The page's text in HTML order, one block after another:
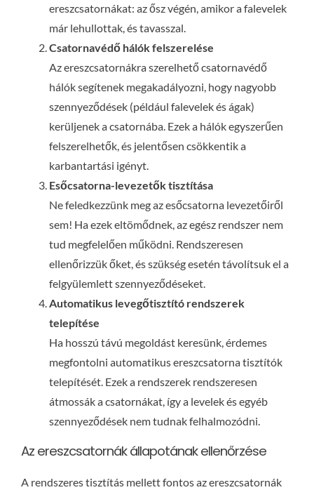
ereszcsatornákat: az ősz végén, amikor a falevelek
már lehullottak, és tavasszal.
Csatornavédő hálók felszerelése
Az ereszcsatornákra szerelhető csatornavédő
hálók segítenek megakadályozni, hogy nagyobb
szennyeződések (például falevelek és ágak)
kerüljenek a csatornába. Ezek a hálók egyszerűen
felszerelhetők, és jelentősen csökkentik a
karbantartási igényt.
Esőcsatorna-levezetők tisztítása
Ne feledkezzünk meg az esőcsatorna levezetőiről
sem! Ha ezek eltömődnek, az egész rendszer nem
tud megfelelően működni. Rendszeresen
ellenőrizzük őket, és szükség esetén távolítsuk el a
felgyülemlett szennyeződéseket.
Automatikus levegőtisztító rendszerek
telepítése
Ha hosszú távú megoldást keresünk, érdemes
megfontolni automatikus ereszcsatorna tisztítók
telepítését. Ezek a rendszerek rendszeresen
átmossák a csatornákat, így a levelek és egyéb
szennyeződések nem tudnak felhalmozódni.
Az ereszcsatornák állapotának ellenőrzése
A rendszeres tisztítás mellett fontos az ereszcsatornák